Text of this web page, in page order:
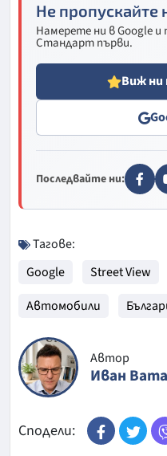
Не
Намерете ни в Google
Стандарт първи.
Виж ни
Последвайте ни:
Тагове:
Google
Street View
Автомобили
Автор
Иван
Сподели: